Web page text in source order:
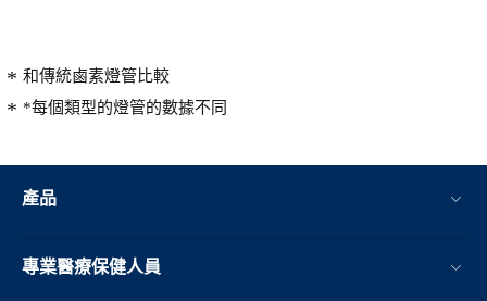
和傳統鹵素燈管比較
*每個類型的燈管的數據不同
產品
專業醫療保健人員